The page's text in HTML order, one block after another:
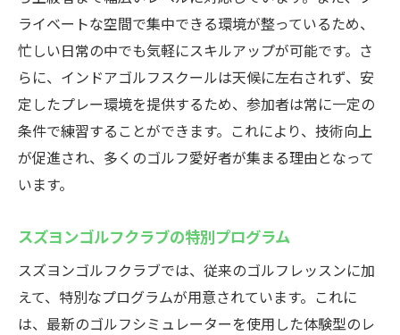
ライベートな空間で集中できる環境が整っているため、
忙しい日常の中でも気軽にスキルアップが可能です。さ
らに、インドアゴルフスクールは天候に左右されず、安
定したプレー環境を提供するため、参加者は常に一定の
条件で練習することができます。これにより、技術向上
が促進され、多くのゴルフ愛好者が集まる理由となって
います。
スズヨンゴルフクラブの特別プログラム
スズヨンゴルフクラブでは、従来のゴルフレッスンに加
えて、特別なプログラムが用意されています。これに
は、最新のゴルフシミュレーターを使用した体験型のレ